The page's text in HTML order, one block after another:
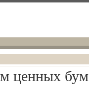
ценных